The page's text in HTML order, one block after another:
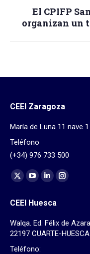
El CPIFP
organizan un
CEEI Zaragoza
María de Luna 11 nave
Teléfono
(+34) 976 733 500
Find us on:
X
opens
in
new
window
YouTube
opens
in
new
window
Linkedin
opens
in
new
Instagram
in
new
CEEI Huesca
Walqa. Ed. Félix de
22197 CUARTE-HUESCA
Teléfono: